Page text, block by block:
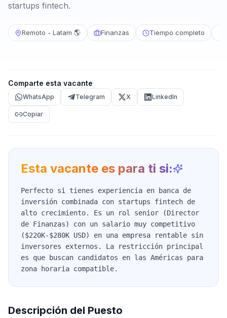
startups fintech.
Remoto - Latam 🌎 Finanzas Tiempo completo
Comparte esta vacante
WhatsApp Telegram X LinkedIn
Copiar
Esta vacante es para ti si:
Perfecto si tienes experiencia en banca de
inversión combinada con startups fintech de
alto crecimiento. Es un rol senior (Director
de Finanzas) con un salario muy competitivo
($220K-$280K USD) en una empresa rentable sin
inversores externos. La restricción principal
es que buscan candidatos en las Américas para
zona horaria compatible.
Descripción del Puesto